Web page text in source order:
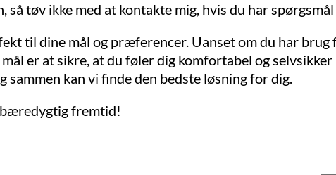
tøv ikke med at kontakte mig, hvis du har
til dine mål og præferencer. Uanset om du har
er at sikre, at du føler dig komfortabel og selvsikker
sammen kan vi finde den bedste løsning for dig.
bæredygtig fremtid!